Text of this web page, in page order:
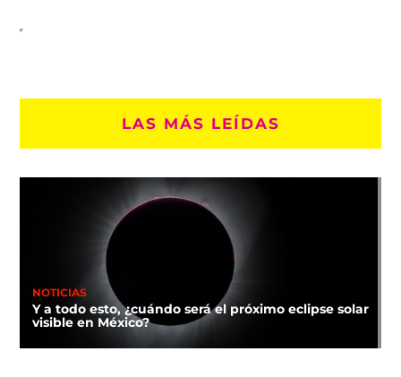
LAS MÁS LEÍDAS
NOTICIAS
Y a todo esto, ¿cuándo será el próximo eclipse solar
visible en México?